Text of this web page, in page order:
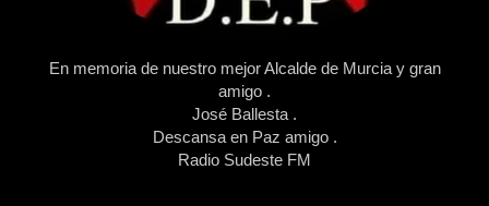
En memoria de nuestro mejor Alcalde de Murcia y gran
amigo .
José Ballesta .
Descansa en Paz amigo .
Radio Sudeste FM